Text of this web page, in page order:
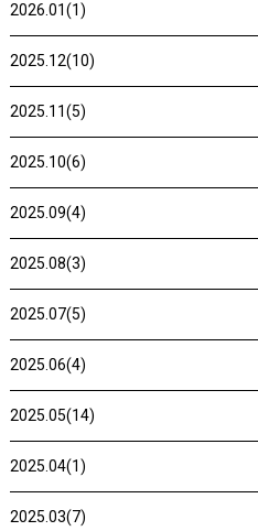
2026.01(1)
2025.12(10)
2025.11(5)
2025.10(6)
2025.09(4)
2025.08(3)
2025.07(5)
2025.06(4)
2025.05(14)
2025.04(1)
2025.03(7)